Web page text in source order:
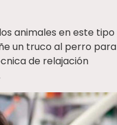
animales en este tipo
un truco al perro para
de relajación